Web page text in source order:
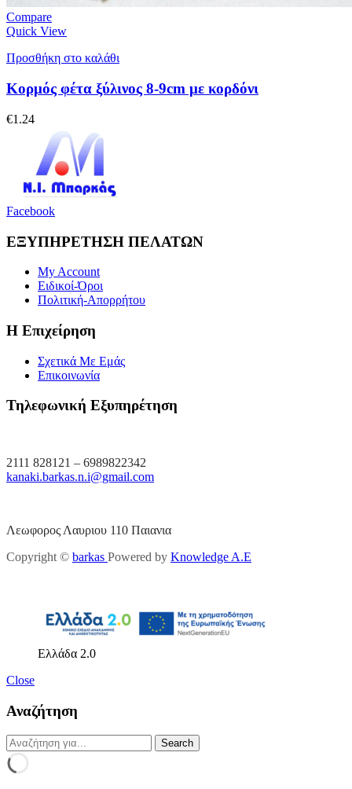
Compare
Quick View
Προσθήκη στο καλάθι
Κορμός φέτα ξύλινος 8-9cm με κορδόνι
€1.24
Facebook
ΕΞΥΠΗΡΕΤΗΣΗ ΠΕΛΑΤΩΝ
My Account
Ειδικοί-Όροι
Πολιτική-Απορρήτου
Η Επιχείρηση
Σχετικά Με Εμάς
Επικοινωνία
Τηλεφωνική Εξυπηρέτηση
2111 828121 – 6989822342
kanaki.barkas.n.i@gmail.com
Λεωφορος Λαυριου 110 Παιανια
Copyright © barkas Powered by Knowledge A.E
Ελλάδα 2.0
Close
Αναζήτηση